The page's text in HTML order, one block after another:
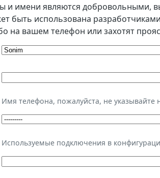
и имени являются добровольными,
быть использована
на вашем телефон или захотят
Имя телефона, пожалуйста, не
Используемые подключения в